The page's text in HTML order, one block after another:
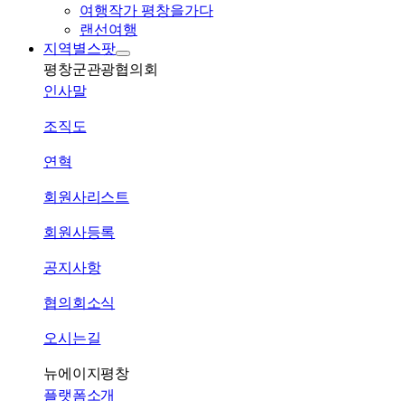
여행작가 평창을가다
랜선여행
지역별스팟
평창군관광협의회
인사말
조직도
연혁
회원사리스트
회원사등록
공지사항
협의회소식
오시는길
뉴에이지평창
플랫폼소개